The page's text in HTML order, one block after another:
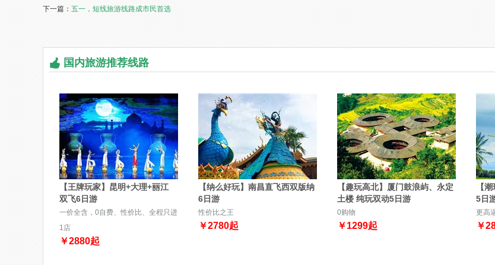
下一篇： 五一，短线旅游线路成市民首选
国内旅游推荐线路
【王牌玩家】昆明+大理+丽江
双飞6日游
一价全含，0自费、性价比、全程只进
1店
￥2880起
【纳么好玩】南昌直飞西双版纳
6日游
性价比之王
￥2780起
【趣玩高北】厦门鼓浪屿、永定
土楼 纯玩双动5日游
0购物
￥1299起
【
5日
更高
￥